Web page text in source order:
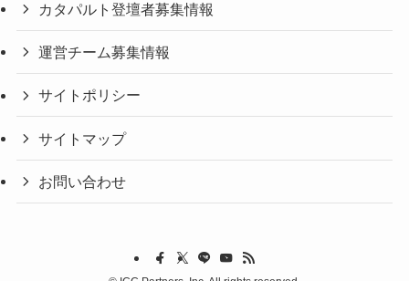
カタパルト登壇者募集情報
運営チーム募集情報
サイトポリシー
サイトマップ
お問い合わせ